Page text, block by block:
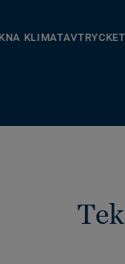
KLIMATAVTRYCKET